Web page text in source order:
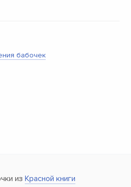
бабочек
из Красной книги